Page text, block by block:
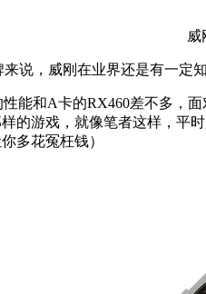
威
说，威刚在业界还是有一定
和A卡的RX460差不多，
的游戏，就像笔者这样，
多花冤枉钱）